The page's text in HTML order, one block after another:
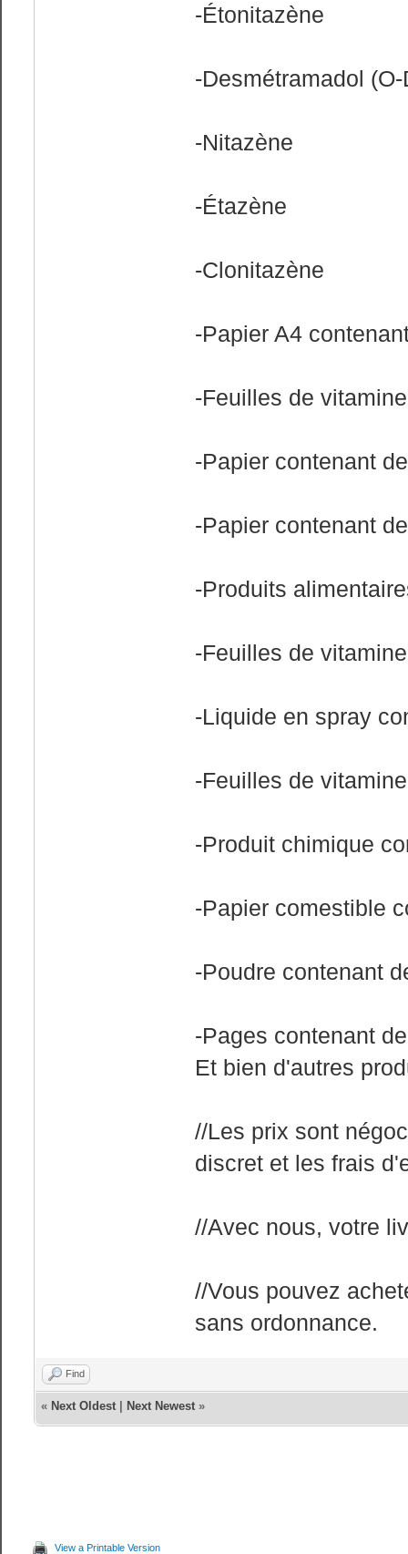
-Étonitazène
-Desmétramadol
-Nitazène
-Étazène
-Clonitazène
-Papier A4
-Feuilles de
-Papier contenant
-Papier contenant
-Produits
-Feuilles de
-Liquide en spray
-Feuilles de
-Produit chimique
-Papier comestible
-Poudre contenant
-Pages contenant
Et bien d'autres
//Les prix sont
discret et les frais
//Avec nous, votre
//Vous pouvez
sans ordonnance.
Find
« Next Oldest| Next Newest»
View a Printable Version